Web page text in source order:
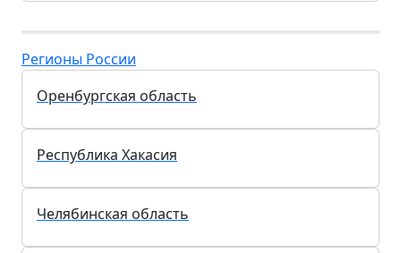
Регионы России
Оренбургская область
Республика Хакасия
Челябинская область